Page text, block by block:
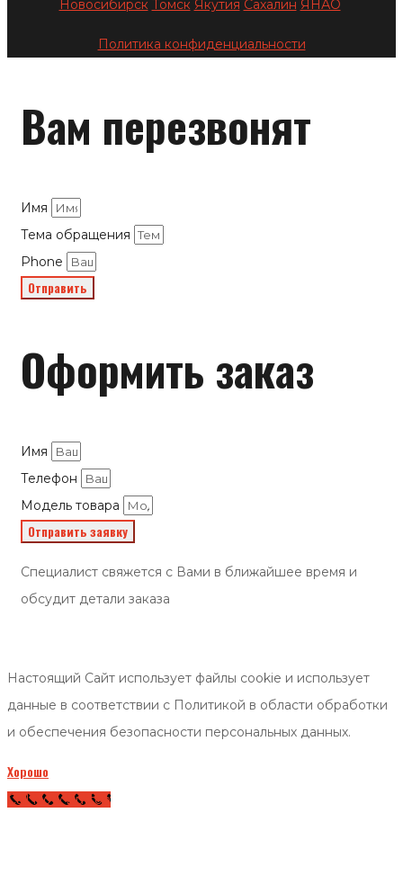
Новосибирск Томск Якутия Сахалин ЯНАО
Политика конфиденциальности
Вам перезвонят
Имя
Тема обращения
Phone
Отправить
Оформить заказ
Имя
Телефон
Модель товара
Отправить заявку
Специалист свяжется с Вами в ближайшее время и
обсудит детали заказа
Настоящий Сайт использует файлы cookie и использует
данные в соответствии с Политикой в области обработки
и обеспечения безопасности персональных данных.
Хорошо
Call Now Button